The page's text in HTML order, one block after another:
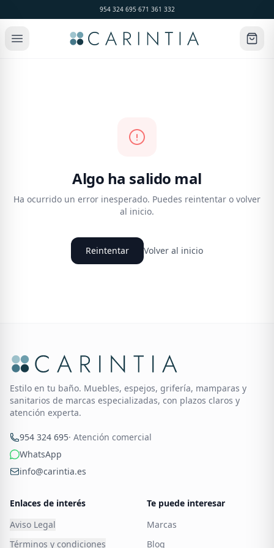
954 324 695·671 361 332
Algo ha salido mal
Ha ocurrido un error inesperado. Puedes reintentar o volver
al inicio.
Reintentar Volver al inicio
Estilo en tu baño. Muebles, espejos, grifería, mamparas y
sanitarios de marcas especializadas, con plazos claros y
atención experta.
954 324 695· Atención comercial
WhatsApp
info@carintia.es
Enlaces de interés
Aviso Legal
Términos y condiciones
Te puede interesar
Marcas
Blog